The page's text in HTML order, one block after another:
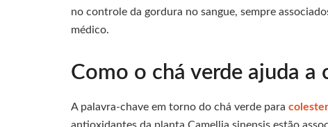
no controle da gordura no sangue, sempre
médico.
Como o chá verde ajuda
A palavra-chave em torno do chá verde para